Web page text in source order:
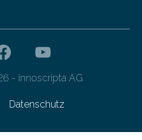
- innoscripta AG
Datenschutz